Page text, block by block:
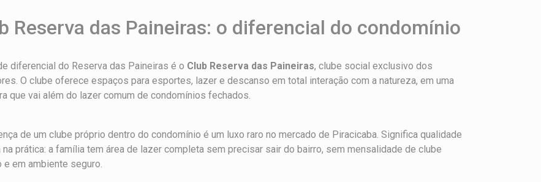
Reserva das Paineiras: o diferencial do condomínio
diferencial do Reserva das Paineiras é o Club Reserva das Paineiras, clube social exclusivo dos
O clube oferece espaços para esportes, lazer e descanso em total interação com a natureza, em uma
que vai além do lazer comum de condomínios fechados.
de um clube próprio dentro do condomínio é um luxo raro no mercado de Piracicaba. Significa qualidade
na prática: a família tem área de lazer completa sem precisar sair do bairro, sem mensalidade de clube
e em ambiente seguro.